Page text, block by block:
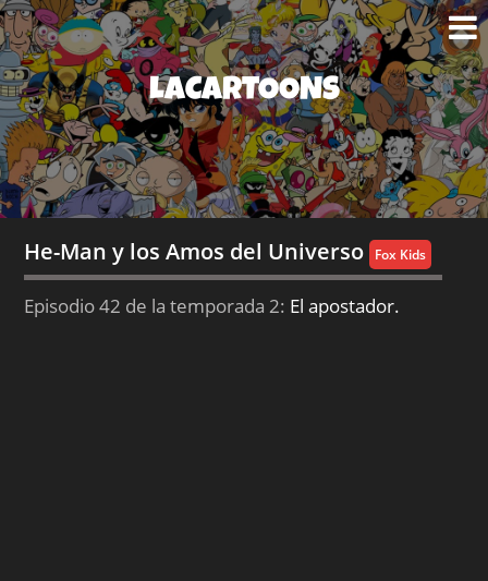
LACARTOONS
He-Man y los Amos del Universo Fox Kids
Episodio 42 de la temporada 2: El apostador.